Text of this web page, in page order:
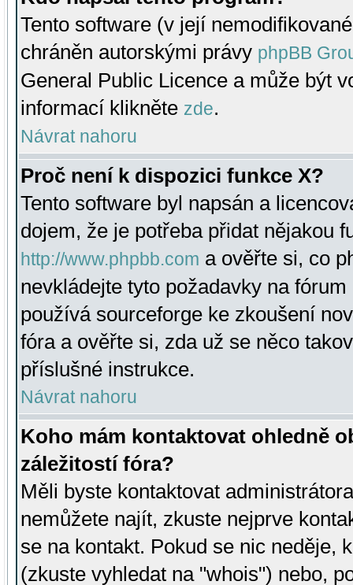
Tento software (v její
chráněn autorskými právy phpBB
General Public Licence a může být
informací klikněte zde.
Návrat nahoru
Proč není k dispozici funkce X?
Tento software byl napsán a
dojem, že je potřeba přidat nějakou
http://www.phpbb.com a ověřte si, co
nevkládejte tyto požadavky na
používá sourceforge ke zkoušení
fóra a ověřte si, zda už se něco
příslušné instrukce.
Návrat nahoru
Koho mám kontaktovat ohledně
záležitostí fóra?
Měli byste kontaktovat
nemůžete najít, zkuste nejprve
se na kontakt. Pokud se nic neděje,
(zkuste vyhledat na "whois") nebo,